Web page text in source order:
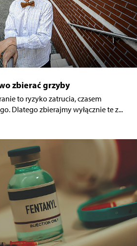
zbierać grzyby
to ryzyko zatrucia, czasem
Dlatego zbierajmy wyłącznie te z...